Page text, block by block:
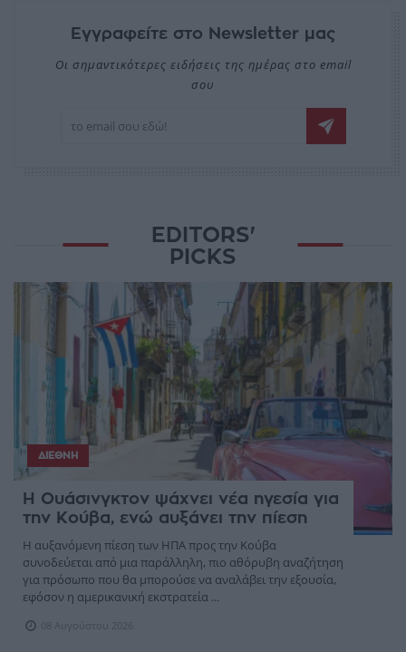
Εγγραφείτε στο Newsletter μας
Οι σημαντικότερες ειδήσεις της ημέρας στο email
σου
EDITORS'
PICKS
ΔΙΕΘΝΉ
Η Ουάσινγκτον ψάχνει νέα ηγεσία για
την Κούβα, ενώ αυξάνει την πίεση
Η αυξανόμενη πίεση των ΗΠΑ προς την Κούβα
συνοδεύεται από μια παράλληλη, πιο αθόρυβη αναζήτηση
για πρόσωπο που θα μπορούσε να αναλάβει την εξουσία,
εφόσον η αμερικανική εκστρατεία ...
08 Αυγούστου 2026